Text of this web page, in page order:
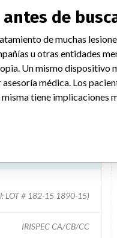
labelled as ca.
LOT # 182-15 1890-15)
IRISPEC CA/CB/CC
de
de muchas
u otras entidades
Un mismo dispositivo
médica. Los
tiene implicaciones